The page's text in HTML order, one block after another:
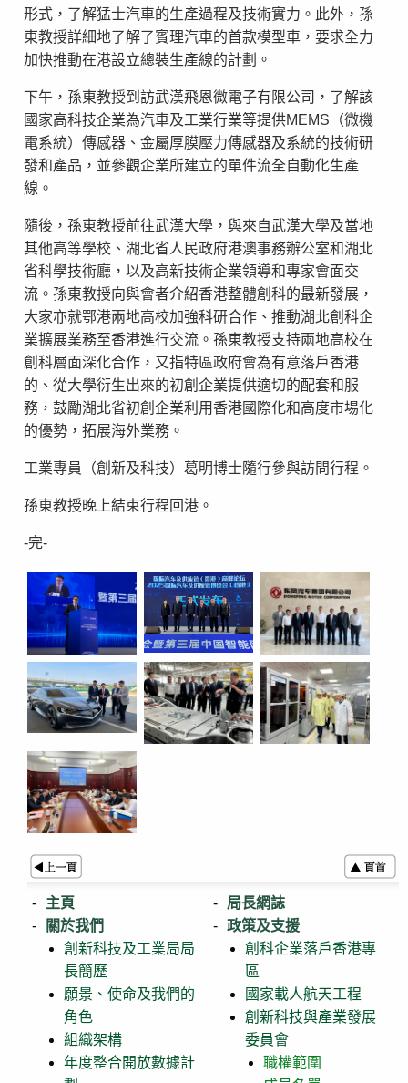
形式，了解猛士汽車的生產過程及技術實力。此外，孫
東教授詳細地了解了賓理汽車的首款模型車，要求全力
加快推動在港設立總裝生產線的計劃。
下午，孫東教授到訪武漢飛恩微電子有限公司，了解該
國家高科技企業為汽車及工業行業等提供MEMS（微機
電系統）傳感器、金屬厚膜壓力傳感器及系統的技術研
發和產品，並參觀企業所建立的單件流全自動化生產
線。
隨後，孫東教授前往武漢大學，與來自武漢大學及當地
其他高等學校、湖北省人民政府港澳事務辦公室和湖北
省科學技術廳，以及高新技術企業領導和專家會面交
流。孫東教授向與會者介紹香港整體創科的最新發展，
大家亦就鄂港兩地高校加強科研合作、推動湖北創科企
業擴展業務至香港進行交流。孫東教授支持兩地高校在
創科層面深化合作，又指特區政府會為有意落戶香港
的、從大學衍生出來的初創企業提供適切的配套和服
務，鼓勵湖北省初創企業利用香港國際化和高度市場化
的優勢，拓展海外業務。
工業專員（創新及科技）葛明博士隨行參與訪問行程。
孫東教授晚上結束行程回港。
-完-
主頁
關於我們
創新科技及工業局局
長簡歷
願景、使命及我們的
角色
組織架構
年度整合開放數據計
局長網誌
政策及支援
創科企業落戶香港專
區
國家載人航天工程
創新科技與產業發展
委員會
職權範圍